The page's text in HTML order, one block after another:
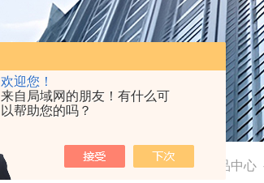
欢迎您！
来自局域网的朋友！有什么可
以帮助您的吗？
当前位置：首页- 产品中心